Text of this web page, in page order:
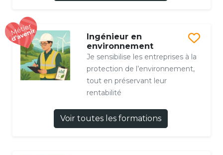
Ingénieur en
environnement
Je sensibilise les entreprises à la
protection de l’environnement,
tout en préservant leur
rentabilité
Voir toutes les formations